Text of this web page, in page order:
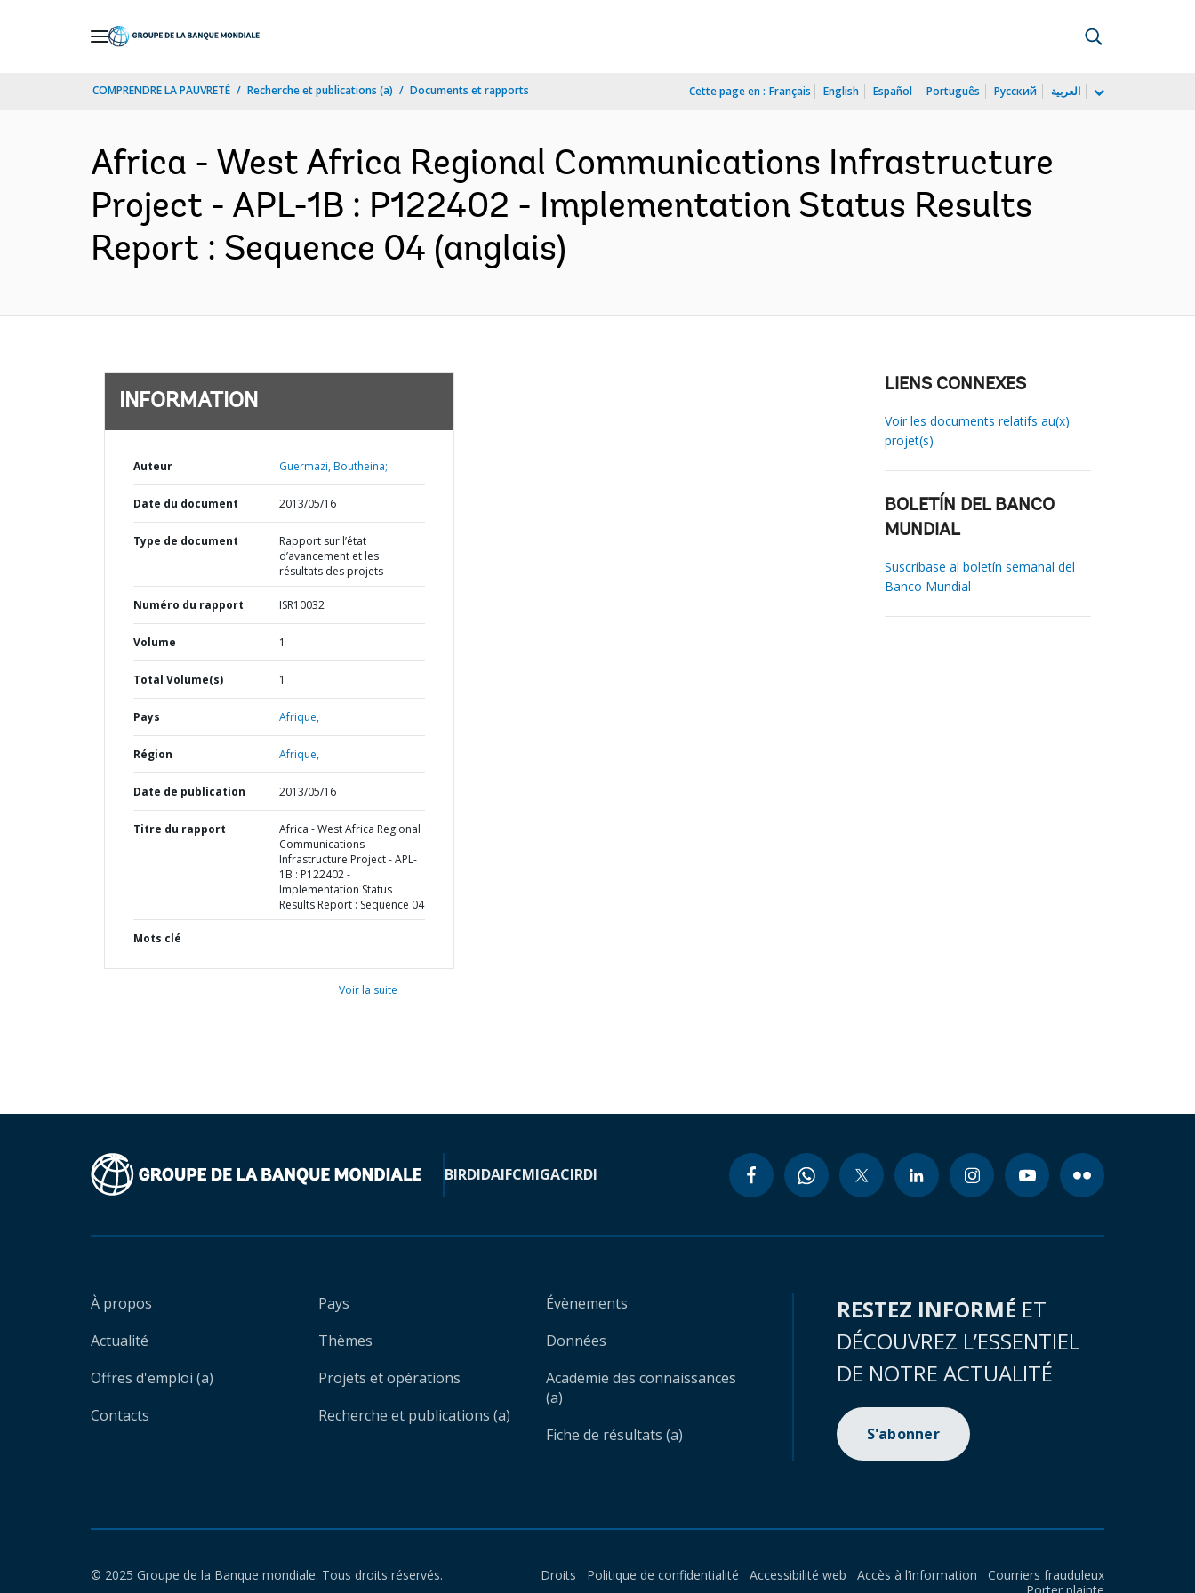
COMPRENDRE LA PAUVRETÉ Recherche et publications (a) Documents et rapports Cette page en : Français English Español Português Русский العربية
Africa - West Africa Regional Communications Infrastructure
Project - APL-1B : P122402 - Implementation Status Results
Report : Sequence 04 (anglais)
INFORMATION
Auteur Guermazi, Boutheina;
Date du document 2013/05/16
Type de document
Rapport sur l’état
d’avancement et les
résultats des projets
Numéro du rapport ISR10032
Volume 1
Total Volume(s) 1
Pays Afrique,
Région Afrique,
Date de publication 2013/05/16
Titre du rapport
Africa - West Africa Regional
Communications
Infrastructure Project - APL-
1B : P122402 -
Implementation Status
Results Report : Sequence 04
Mots clé
Voir la suite
LIENS CONNEXES
Voir les documents relatifs au(x)
projet(s)
BOLETÍN DEL BANCO
MUNDIAL
Suscríbase al boletín semanal del
Banco Mundial
BIRDIDAIFCMIGACIRDI
À propos
Actualité
Offres d'emploi (a)
Contacts
Pays
Thèmes
Projets et opérations
Recherche et publications (a)
Évènements
Données
Académie des connaissances
(a)
Fiche de résultats (a)
RESTEZ INFORMÉ ET
DÉCOUVREZ L’ESSENTIEL
DE NOTRE ACTUALITÉ
S'abonner
© 2025 Groupe de la Banque mondiale. Tous droits réservés. Droits Politique de confidentialité Accessibilité web Accès à l’information
Courriers frauduleux